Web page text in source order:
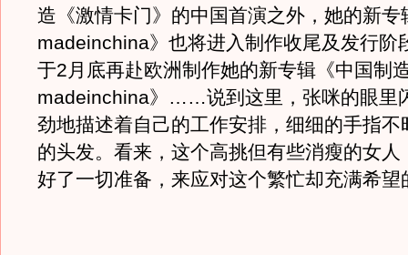
造《激情卡门》的中国首演之外，她的新专
madeinchina》也将进入制作收尾及发行阶
于2月底再赴欧洲制作她的新专辑《中国制
madeinchina》……说到这里，张咪的眼里
劲地描述着自己的工作安排，细细的手指不
的头发。看来，这个高挑但有些消瘦的女人
好了一切准备，来应对这个繁忙却充满希望